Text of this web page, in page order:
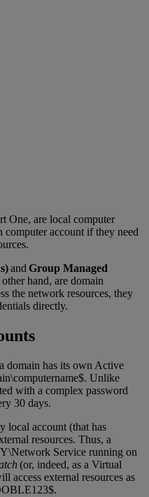
One, are local computer
computer account if they need
and Group Managed
hand, are domain
the network resources, they
directly.
domain has its own Active
Unlike
with a complex password
30 days.
local account (that has
resources. Thus, a
Service running on
(or, indeed, as a Virtual
access external resources as